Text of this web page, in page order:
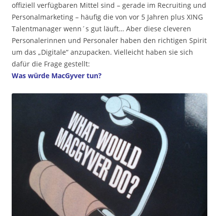
offiziell verfügbaren Mittel sind – gerade im Recruiting und
Personalmarketing – häufig die von vor 5 Jahren plus XING
Talentmanager wenn´s gut läuft… Aber diese cleveren
Personalerinnen und Personaler haben den richtigen Spirit
um das „Digitale“ anzupacken. Vielleicht haben sie sich
dafür die Frage gestellt:
Was würde MacGyver tun?